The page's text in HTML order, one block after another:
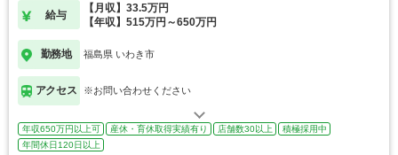
給与
【月収】33.5万円
【年収】515万円～650万円
勤務地 福島県 いわき市
アクセス ※お問い合わせください
年収650万円以上可 産休・育休取得実績有り 店舗数30以上
積極採用中
年間休日120日以上